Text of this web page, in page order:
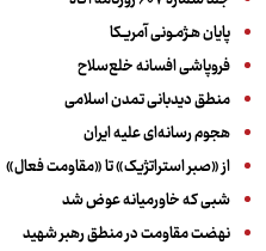
پایان هـژمـونی آمریـکا
فروپاشی افسانه خلع‌سلاح
منطق دیدبانی تمدن اسلامی
هجوم رسانه‌ای علیه ایران
از «صبر استراتژیک» تا «مقاومت فعال»
شبی که خاورمیانه عوض شد
نهضت مقاومت در منطق رهبر شهید